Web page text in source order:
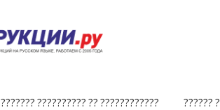
??????? ?????????? ?? ???????????? ??????